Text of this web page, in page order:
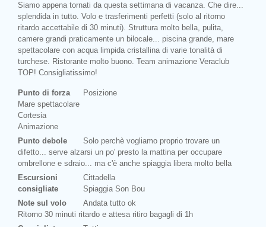
Siamo appena tornati da questa settimana di vacanza. Che dire...
splendida in tutto. Volo e trasferimenti perfetti (solo al ritorno
ritardo accettabile di 30 minuti). Struttura molto bella, pulita,
camere grandi praticamente un bilocale... piscina grande, mare
spettacolare con acqua limpida cristallina di varie tonalità di
turchese. Ristorante molto buono. Team animazione Veraclub
TOP! Consigliatissimo!
Punto di forza
Posizione
Mare spettacolare
Cortesia
Animazione
Punto debole
Solo perchè vogliamo proprio trovare un
difetto... serve alzarsi un po' presto la mattina per occupare
ombrellone e sdraio... ma c'è anche spiaggia libera molto bella
Escursioni
consigliate
Cittadella
Spiaggia Son Bou
Note sul volo
Andata tutto ok
Ritorno 30 minuti ritardo e attesa ritiro bagagli di 1h